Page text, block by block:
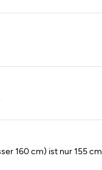
160 cm) ist nur 155 cm.